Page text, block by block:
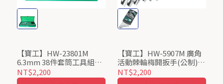
【寶工】HW-23801M
6.3mm 38件套筒工具組
Pro’sKit ProsKit
NT$2,200
【寶工】HW-5907M 廣角
活動棘輪梅開扳手(公制)
Pro’sKit ProsKit
NT$2,200